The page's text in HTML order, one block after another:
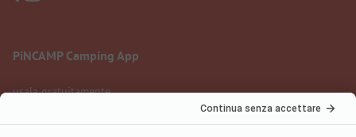
PiNCAMP Camping App
usala gratuitamente